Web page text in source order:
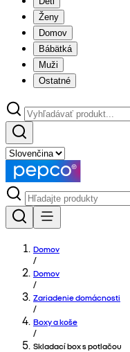
Ženy
Domov
Bábätká
Muži
Ostatné
Domov
/
Domov
/
Zariadenie domácnosti
/
Boxy a koše
/
Skladací box s potlačou